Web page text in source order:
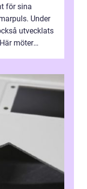
för sina
Under
utvecklats
möter